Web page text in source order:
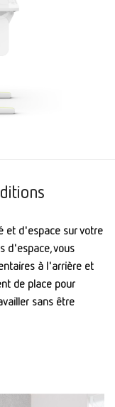
et d'espace sur votre
d'espace, vous
à l'arrière et
de place pour
sans être